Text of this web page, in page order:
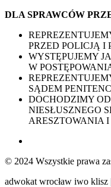
DLA SPRAWCÓW
PRZED POLICJĄ I
WYSTĘPUJEMY
W
SĄDEM
DOCHODZIMY
NIESŁUSZNEGO
ARESZTOWANIA
© 2024 Wszystkie prawa
adwokat wrocław iwo klisz